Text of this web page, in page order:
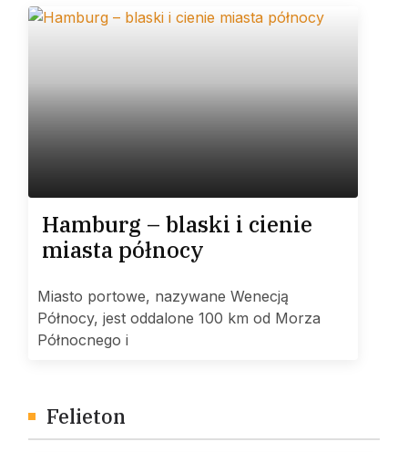
Hamburg – blaski i cienie
miasta północy
Miasto portowe, nazywane Wenecją
Północy, jest oddalone 100 km od Morza
Północnego i
Felieton